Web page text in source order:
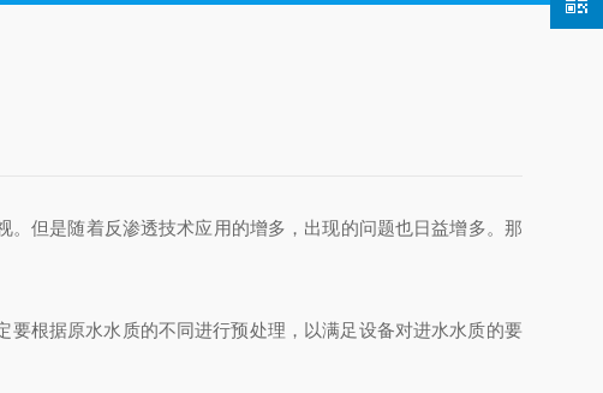
但是随着反渗透技术应用的增多，出现的问题也日益增多。那
根据原水水质的不同进行预处理，以满足设备对进水水质的要